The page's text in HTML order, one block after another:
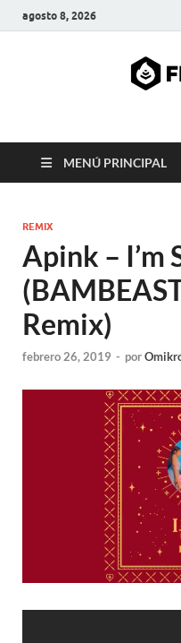
agosto 8, 2026
FIRE
MENÚ PRINCIPAL
REMIX
Apink – I’m
Remix)
febrero 26, 2019 - por